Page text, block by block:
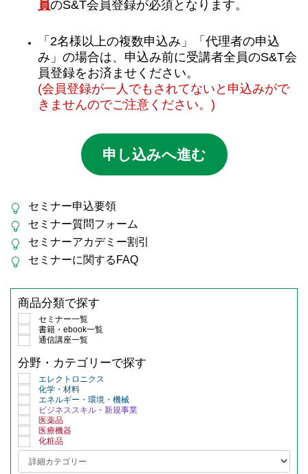
員のS&T会員登録が必須となります。
「2名様以上の複数申込み」「代理者の申込
み」の場合は、申込み前に受講者全員のS&T会
員登録をお済ませください。
(会員登録が一人でもされてないと申込みがで
きませんのでご注意ください。)
申し込みへ進む
セミナー申込要領
セミナー質問フォーム
セミナーアカデミー割引
セミナーに関するFAQ
商品分類で探す
セミナー一覧
書籍・ebook一覧
通信講座一覧
分野・カテゴリーで探す
エレクトロニクス
化学・材料
エネルギー・環境・機械
ビジネススキル・新規事業
医薬品
医療機器
化粧品